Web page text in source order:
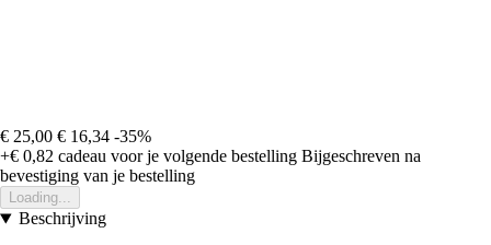
€ 25,00 € 16,34 -35%
+€ 0,82 cadeau voor je volgende bestelling Bijgeschreven na
bevestiging van je bestelling
Loading...
Beschrijving